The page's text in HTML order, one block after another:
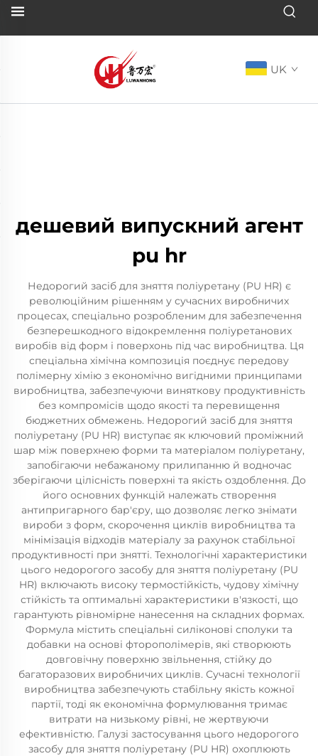
UK
дешевий випускний агент
pu hr
Недорогий засіб для зняття поліуретану (PU HR) є
революційним рішенням у сучасних виробничих
процесах, спеціально розробленим для забезпечення
безперешкодного відокремлення поліуретанових
виробів від форм і поверхонь під час виробництва. Ця
спеціальна хімічна композиція поєднує передову
полімерну хімію з економічно вигідними принципами
виробництва, забезпечуючи виняткову продуктивність
без компромісів щодо якості та перевищення
бюджетних обмежень. Недорогий засіб для зняття
поліуретану (PU HR) виступає як ключовий проміжний
шар між поверхнею форми та матеріалом поліуретану,
запобігаючи небажаному прилипанню й водночас
зберігаючи цілісність поверхні та якість оздоблення. До
його основних функцій належать створення
антипригарного бар'єру, що дозволяє легко знімати
вироби з форм, скорочення циклів виробництва та
мінімізація відходів матеріалу за рахунок стабільної
продуктивності при знятті. Технологічні характеристики
цього недорогого засобу для зняття поліуретану (PU
HR) включають високу термостійкість, чудову хімічну
стійкість та оптимальні характеристики в'язкості, що
гарантують рівномірне нанесення на складних формах.
Формула містить спеціальні силіконові сполуки та
добавки на основі фторополімерів, які створюють
довговічну поверхню звільнення, стійку до
багаторазових виробничих циклів. Сучасні технології
виробництва забезпечують стабільну якість кожної
партії, тоді як економічна формулювання тримає
витрати на низькому рівні, не жертвуючи
ефективністю. Галузі застосування цього недорогого
засобу для зняття поліуретану (PU HR) охоплюють